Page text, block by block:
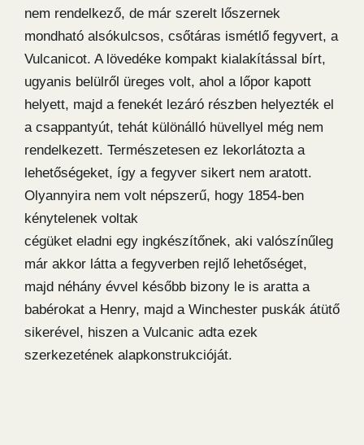
nem rendelkező, de már szerelt lőszernek
mondható alsókulcsos, csőtáras ismétlő fegyvert, a
Vulcanicot. A lövedéke kompakt kialakítással bírt,
ugyanis belülről üreges volt, ahol a lőpor kapott
helyett, majd a fenekét lezáró részben helyezték el
a csappantyút, tehát különálló hüvellyel még nem
rendelkezett. Természetesen ez lekorlátozta a
lehetőségeket, így a fegyver sikert nem aratott.
Olyannyira nem volt népszerű, hogy 1854-ben
kénytelenek voltak
cégüket eladni egy ingkészítőnek, aki valószínűleg
már akkor látta a fegyverben rejlő lehetőséget,
majd néhány évvel később bizony le is aratta a
babérokat a Henry, majd a Winchester puskák átütő
sikerével, hiszen a Vulcanic adta ezek
szerkezetének alapkonstrukcióját.